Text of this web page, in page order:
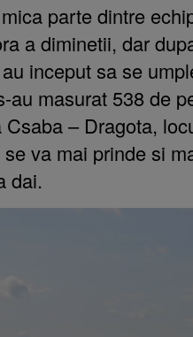
parte dintre
a diminetii, dar
inceput sa se
au masurat 538 de
Csaba – Dragota,
va mai prinde si
dai.